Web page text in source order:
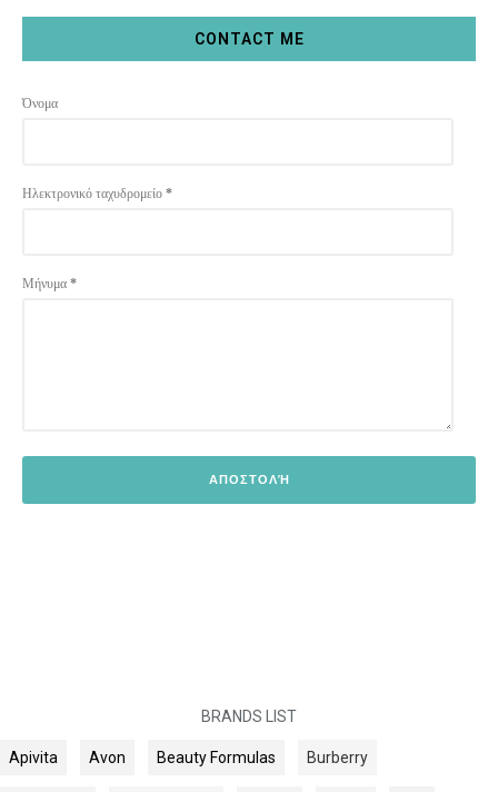
CONTACT ME
Όνομα
Ηλεκτρονικό ταχυδρομείο *
Μήνυμα *
BRANDS LIST
Apivita Avon Beauty Formulas Burberry